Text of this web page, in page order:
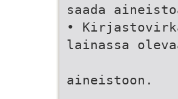
saada
•
lainassa
aineistoon.